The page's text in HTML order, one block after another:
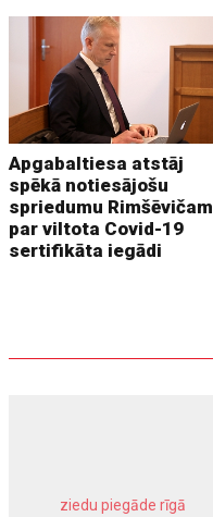
Apgabaltiesa atstāj
spēkā notiesājošu
spriedumu Rimšēvičam
par viltota Covid-19
sertifikāta iegādi
ziedu piegāde rīgā